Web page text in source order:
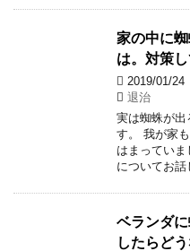
家の中に
は。対策
2019/01/24
退治
実は蜘蛛が出
す。 我が家
はまってい
についてお話
ベランダ
したらど